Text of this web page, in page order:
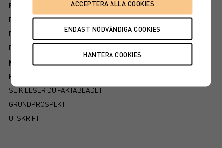
ENDELIGE VILKÅR
PROSPEKT
FAKTABLAD
FÖRFALLOVILLKOR
Mer information om produkten
RISIKO
SLIK LESER DU FAKTABLADET
GRUNDPROSPEKT
UTSKRIFT